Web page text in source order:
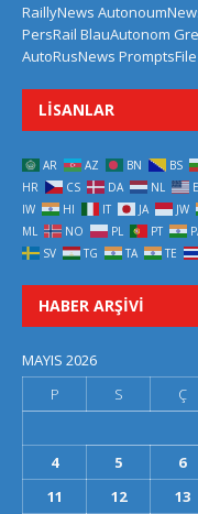
RaillyNews
PersRail BlauAutonom
AutoRusNews PromptsFile
LISANLAR
AR AZ BN BS
HR
CS DA NL
IW
HI IT JA JW
ML
NO PL PT
SV
TG TA TE
HABER ARŞIVI
MAYIS 2026
P
S Ç
4
5 6
11
12 13